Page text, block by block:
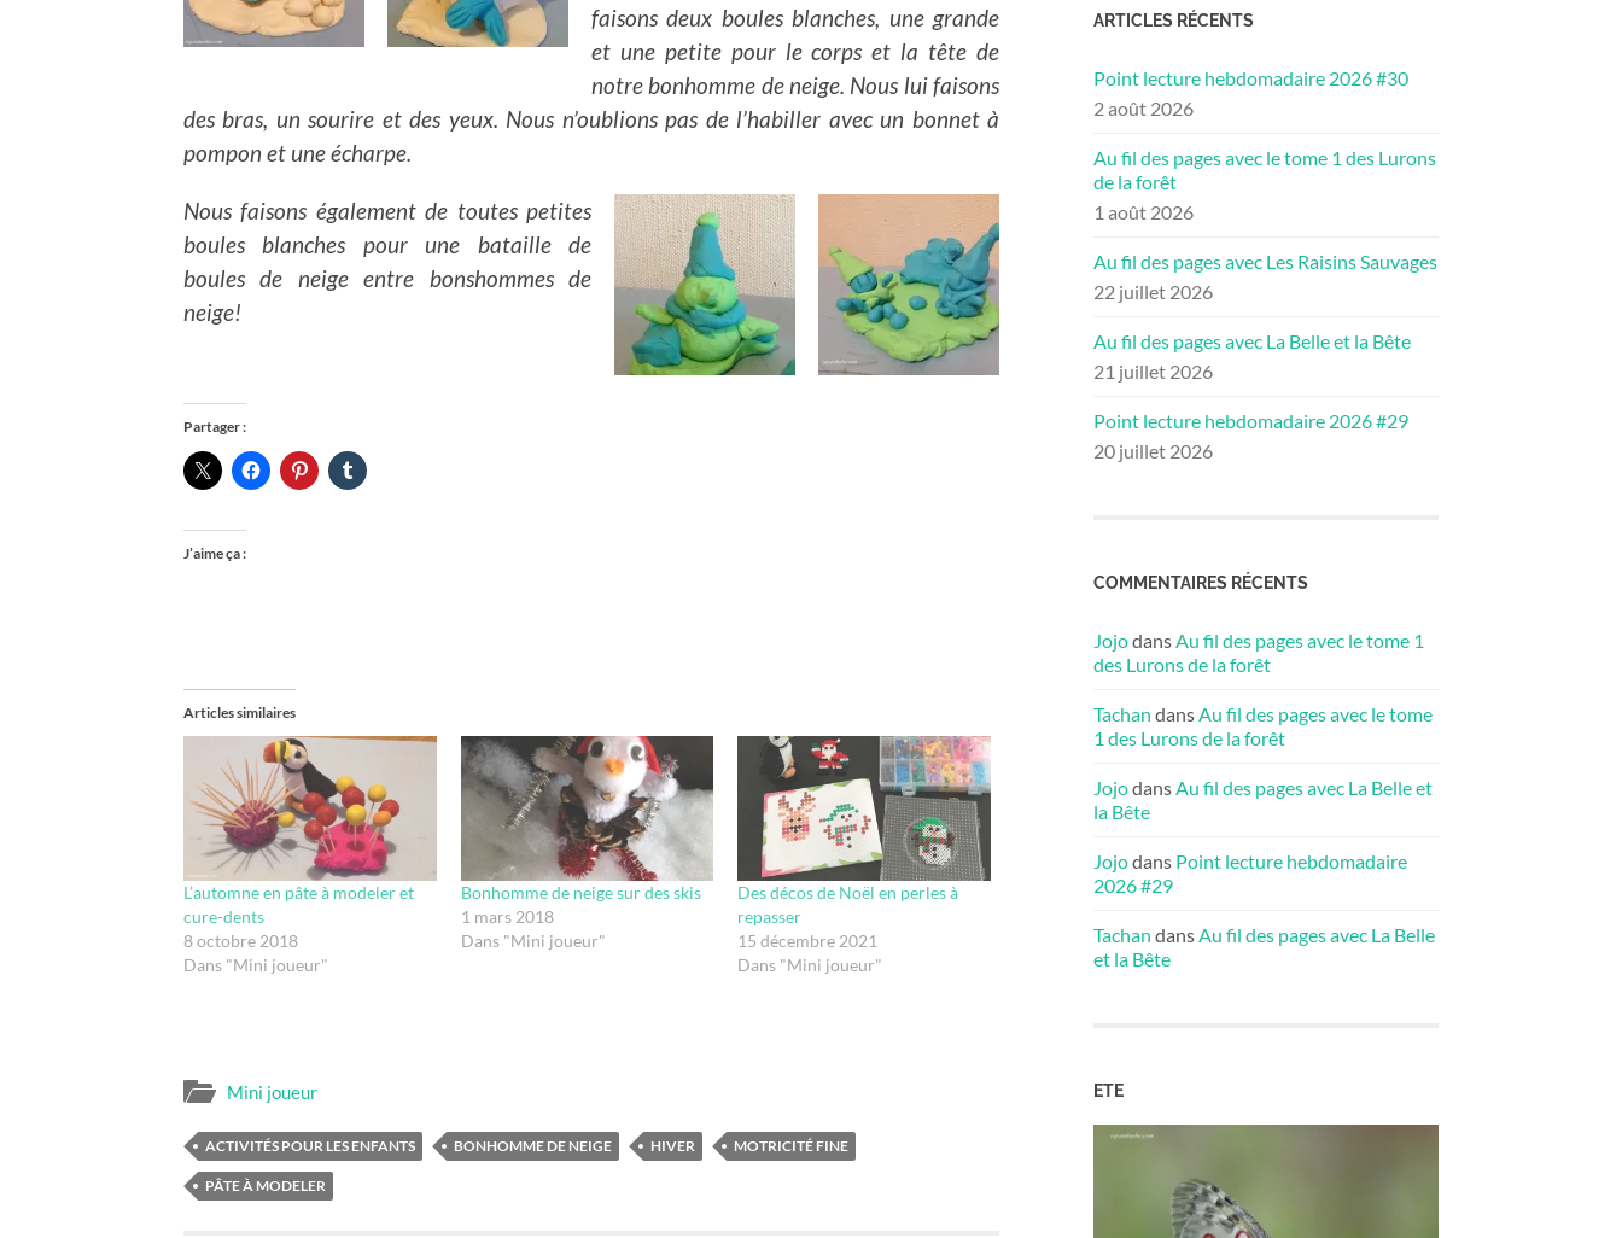
faisons deux boules blanches, une grande
et une petite pour le corps et la tête de
notre bonhomme de neige. Nous lui faisons
des bras, un sourire et des yeux. Nous n’oublions pas de l’habiller avec un bonnet à
pompon et une écharpe.
Nous faisons également de toutes petites
boules blanches pour une bataille de
boules de neige entre bonshommes de
neige!
Partager :
J’aime ça :
Articles similaires
L’automne en pâte à modeler et
cure-dents
8 octobre 2018
Dans "Mini joueur"
Bonhomme de neige sur des skis
1 mars 2018
Dans "Mini joueur"
Des décos de Noël en perles à
repasser
15 décembre 2021
Dans "Mini joueur"
Mini joueur
ACTIVITÉS POUR LES ENFANTS BONHOMME DE NEIGE HIVER MOTRICITÉ FINE
PÂTE À MODELER
ARTICLES RÉCENTS
Point lecture hebdomadaire 2026 #30
2 août 2026
Au fil des pages avec le tome 1 des Lurons
de la forêt
1 août 2026
Au fil des pages avec Les Raisins Sauvages
22 juillet 2026
Au fil des pages avec La Belle et la Bête
21 juillet 2026
Point lecture hebdomadaire 2026 #29
20 juillet 2026
COMMENTAIRES RÉCENTS
JojodansAu fil des pages avec le tome 1
des Lurons de la forêt
Tachan dansAu fil des pages avec le tome
1 des Lurons de la forêt
JojodansAu fil des pages avec La Belle et
la Bête
Jojodans Point lecture hebdomadaire
2026 #29
Tachan dansAu fil des pages avec La Belle
et la Bête
ETE